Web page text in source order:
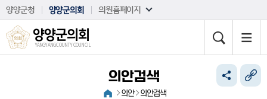
본문바로가기
양양군청 양양군의회 의원홈페이지
양양군의회
YANGYANG COUNTY COUNCIL
의안검색
의안 의안검색